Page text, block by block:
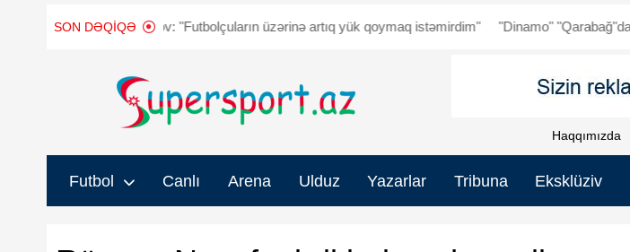
SON DƏQIQƏ
Qurbanov: "Futbolçuların üzərinə artıq yük qoymaq istəmirdim" "Dinamo" "Qarabağ"dan güclü oldu
Haqqımızda
Futbol Canlı Arena Ulduz Yazarlar Tribuna Eksklüziv